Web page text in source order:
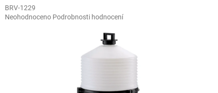
BRV-1229
Průměrné
Neohodnoceno Podrobnosti hodnocení